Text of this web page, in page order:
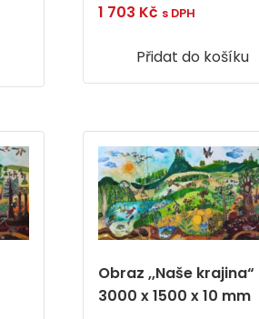
1 703 Kč s DPH
Přidat do košíku
Obraz ,,Naše krajina“
3000 x 1500 x 10 mm